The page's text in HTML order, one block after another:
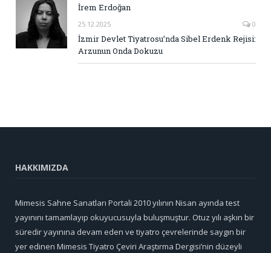
İrem Erdoğan
25.12.2025 0
İzmir Devlet Tiyatrosu’nda Sibel Erdenk Rejisi:
Arzunun Onda Dokuzu
HAKKIMIZDA
Mimesis Sahne Sanatları Portali 2010 yılının Nisan ayında test
yayınını tamamlayıp okuyucusuyla buluşmuştur. Otuz yılı aşkın bir
süredir yayınına devam eden ve tiyatro çevrelerinde saygın bir
yer edinen Mimesis Tiyatro Çeviri Araştırma Dergisi’nin düzeyli